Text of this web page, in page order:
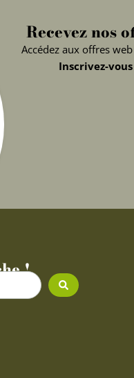
Recevez nos
Accédez aux offres
Inscrivez-
!